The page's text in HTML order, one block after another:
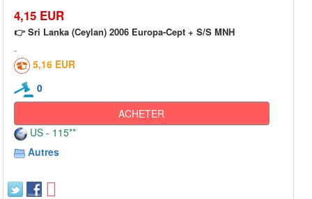
4,15 EUR
👉 Sri Lanka (Ceylan) 2006 Europa-Cept + S/S MNH
5,16 EUR
0
ACHETER
US - 115**
Autres